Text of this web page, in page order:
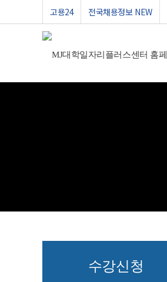
고용24 전국채용정보 NEW
수강신청